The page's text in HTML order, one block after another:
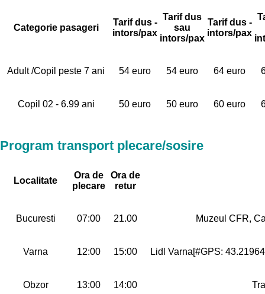
Categorie pasageri
Tarif dus -
intors/pax
Tarif dus
sau
intors/pax
Tarif dus -
intors/pax
Adult /Copil peste 7 ani 54 euro 54 euro 64 euro
Copil 02 - 6.99 ani 50 euro 50 euro 60 euro
Program transport plecare/sosire
Localitate
Ora de
plecare
Ora de
retur
Bucuresti 07:00 21.00 Muzeul CFR,
Varna 12:00 15:00 Lidl Varna[#GPS:
Obzor 13:00 14:00